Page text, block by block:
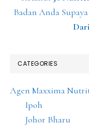
Badan Anda Supaya
CATEGORIES
Agen Maxxima
Ipoh
Johor Bharu